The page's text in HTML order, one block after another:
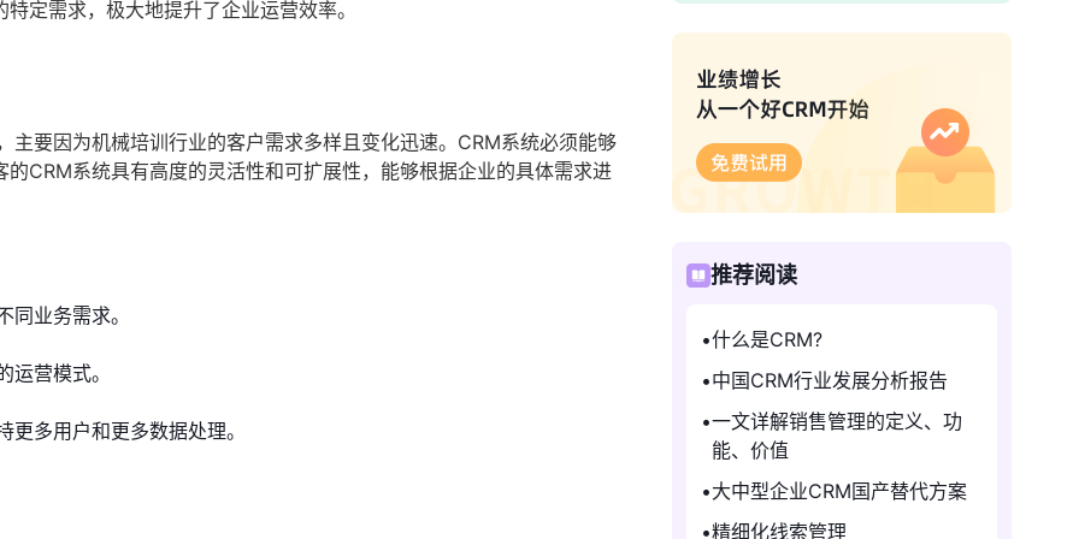
定需求，极大地提升了企业运营效率。
要因为机械培训行业的客户需求多样且变化迅速。CRM系统必须能够
CRM系统具有高度的灵活性和可扩展性，能够根据企业的具体需求进
业务需求。
营模式。
多用户和更多数据处理。
推荐阅读
什么是CRM?
中国CRM行业发展分析报告
一文详解销售管理的定义、功
能、价值
大中型企业CRM国产替代方案
精细化线索管理